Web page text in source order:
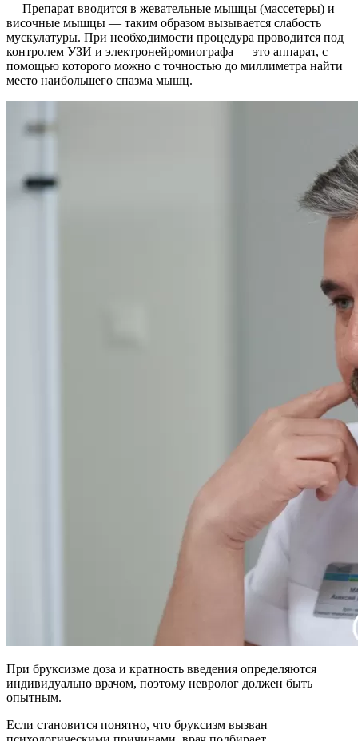
— Препарат вводится в жевательные мышцы (массетеры) и
височные мышцы — таким образом вызывается слабость
мускулатуры. При необходимости процедура проводится под
контролем УЗИ и электронейромиографа — это аппарат, с
помощью которого можно с точностью до миллиметра найти
место наибольшего спазма мышц.
При бруксизме доза и кратность введения определяются
индивидуально врачом, поэтому невролог должен быть
опытным.
Если становится понятно, что бруксизм вызван